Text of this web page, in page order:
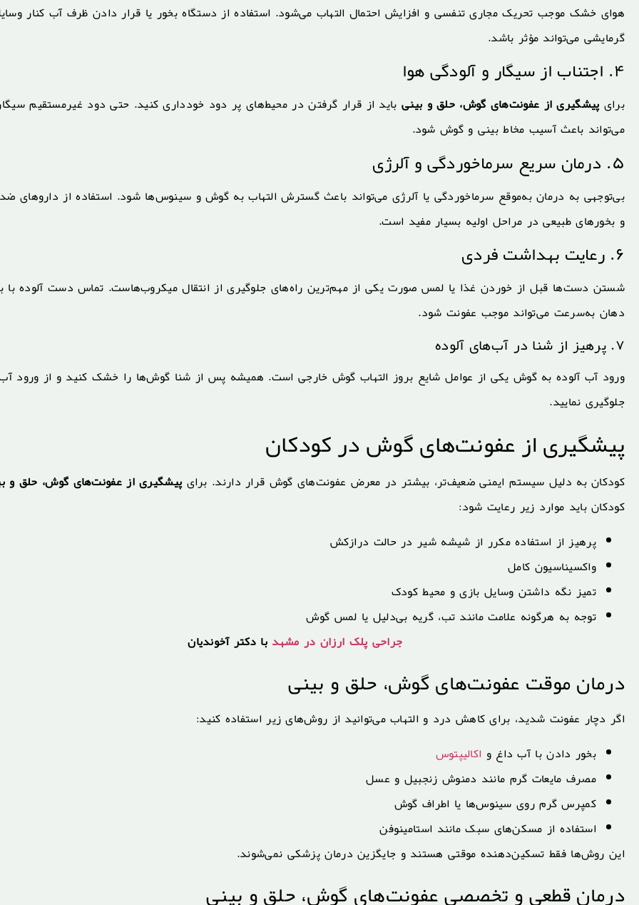
هوای خشک موجب تحریک مجاری تنفسی و افزایش احتمال التهاب می‌شود. استفاده از دستگاه بخور یا قرار دادن ظرف آب کنار
گرمایشی می‌تواند مؤثر باشد.
۴. اجتناب از سیگار و آلودگی هوا
برایپیشگیری از عفونت‌های گوش، حلق و بینی باید از قرار گرفتن در محیط‌های پر دود خودداری کنید. حتی دود غیرمستقیم
می‌تواند باعث آسیب مخاط بینی و گوش شود.
۵. درمان سریع سرماخوردگی و آلرژی
بی‌توجهی به درمان به‌موقع سرماخوردگی یا آلرژی می‌تواند باعث گسترش التهاب به گوش و سینوس‌ها شود. استفاده از داروهای
و بخورهای طبیعی در مراحل اولیه بسیار مفید است.
۶. رعایت بهداشت فردی
شستن دست‌ها قبل از خوردن غذا یا لمس صورت یکی از مهم‌ترین راه‌های جلوگیری از انتقال میکروب‌هاست. تماس دست آلوده با
دهان به‌سرعت می‌تواند موجب عفونت شود.
۷. پرهیز از شنا در آب‌های آلوده
ورود آب آلوده به گوش یکی از عوامل شایع بروز التهاب گوش خارجی است. همیشه پس از شنا گوش‌ها را خشک کنید و از ورود
جلوگیری نمایید.
پیشگیری از عفونت‌های گوش در کودکان
کودکان به دلیل سیستم ایمنی ضعیف‌تر، بیشتر در معرض عفونت‌های گوش قرار دارند. برایپیشگیری از عفونت‌های گوش، حلق و
کودکان باید موارد زیر رعایت شود:
پرهیز از استفاده مکرر از شیشه شیر در حالت درازکش
واکسیناسیون کامل
تمیز نگه داشتن وسایل بازی و محیط کودک
توجه به هرگونه علامت مانند تب، گریه بی‌دلیل یا لمس گوش
جراحی پلک ارزان در مشهد با دکتر آخوندیان
درمان موقت عفونت‌های گوش، حلق و بینی
اگر دچار عفونت شدید، برای کاهش درد و التهاب می‌توانید از روش‌های زیر استفاده کنید:
بخور دادن با آب داغ و اکالیپتوس
مصرف مایعات گرم مانند دمنوش زنجبیل و عسل
کمپرس گرم روی سینوس‌ها یا اطراف گوش
استفاده از مسکن‌های سبک مانند استامینوفن
این روش‌ها فقط تسکین‌دهنده موقتی هستند و جایگزین درمان پزشکی نمی‌شوند.
درمان قطعی و تخصصی عفونت‌های گوش، حلق و بینی